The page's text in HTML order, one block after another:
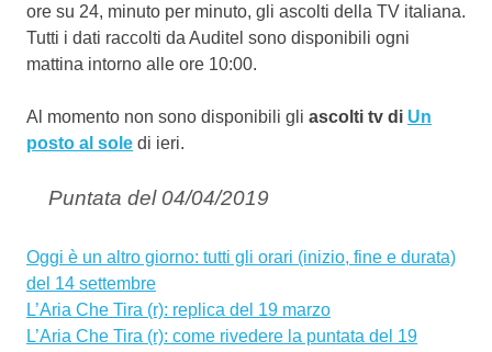
ore su 24, minuto per minuto, gli ascolti della TV italiana.
Tutti i dati raccolti da Auditel sono disponibili ogni
mattina intorno alle ore 10:00.
Al momento non sono disponibili gli ascolti tv di Un
posto al sole di ieri.
Puntata del 04/04/2019
Oggi è un altro giorno: tutti gli orari (inizio, fine e durata)
del 14 settembre
L’Aria Che Tira (r): replica del 19 marzo
L’Aria Che Tira (r): come rivedere la puntata del 19